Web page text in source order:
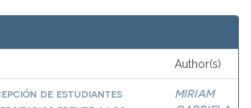
Author(s)
de estudiantes
MIRIAM